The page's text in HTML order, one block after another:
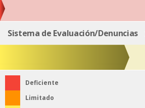
Sistema de Evaluación/Denuncias
Deficiente
Limitado